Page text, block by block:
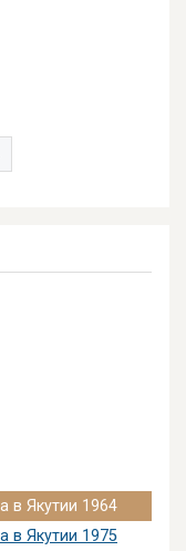
в Якутии 1964
в Якутии 1975